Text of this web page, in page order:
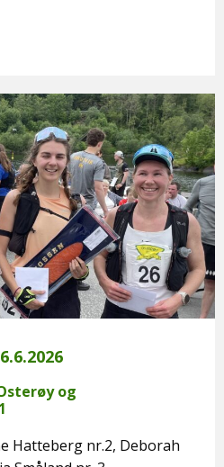
og
Hatteberg nr.2, Deborah